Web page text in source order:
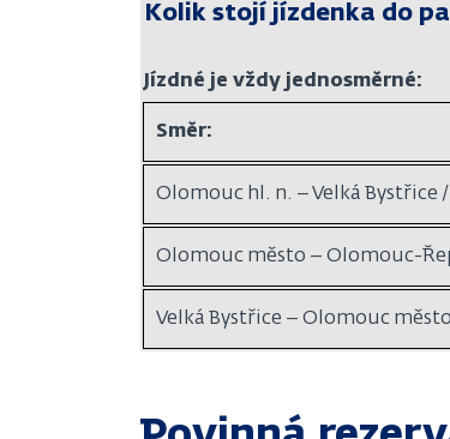
Kolik stojí jízdenka do
Jízdné je vždy jednosměrné:
Směr:
Olomouc hl. n. – Velká Bystřice
Olomouc město – Olomouc-
Velká Bystřice – Olomouc